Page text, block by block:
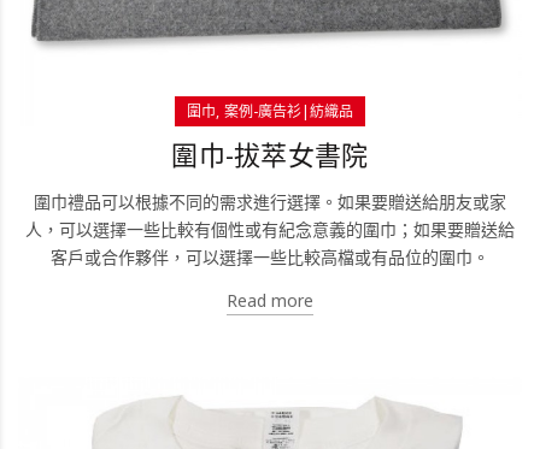
圍巾 案例-廣告衫|紡織品
圍巾-拔萃女書院
圍巾禮品可以根據不同的需求進行選擇。如果要贈送給朋友或家
人，可以選擇一些比較有個性或有紀念意義的圍巾；如果要贈送給
客戶或合作夥伴，可以選擇一些比較高檔或有品位的圍巾。
Read more